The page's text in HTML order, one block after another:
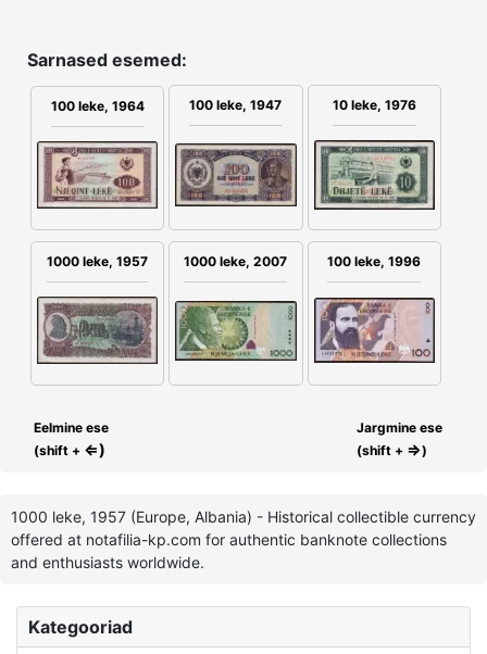
Kategooriad
Sarnased esemed:
100 leke, 1964 100 leke, 1947 10 leke, 1976
1000 leke, 1957 1000 leke, 2007 100 leke, 1996
Eelmine ese
(shift + ⇐)
Jargmine ese
(shift + ⇒)
1000 leke, 1957 (Europe, Albania) - Historical collectible currency
offered at notafilia-kp.com for authentic banknote collections
and enthusiasts worldwide.